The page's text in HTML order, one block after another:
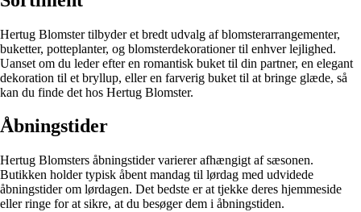
Hertug Blomster tilbyder et bredt udvalg af blomsterarrangementer,
buketter, potteplanter, og blomsterdekorationer til enhver lejlighed.
Uanset om du leder efter en romantisk buket til din partner, en elegant
dekoration til et bryllup, eller en farverig buket til at bringe glæde, så
kan du finde det hos Hertug Blomster.
Åbningstider
Hertug Blomsters åbningstider varierer afhængigt af sæsonen.
Butikken holder typisk åbent mandag til lørdag med udvidede
åbningstider om lørdagen. Det bedste er at tjekke deres hjemmeside
eller ringe for at sikre, at du besøger dem i åbningstiden.